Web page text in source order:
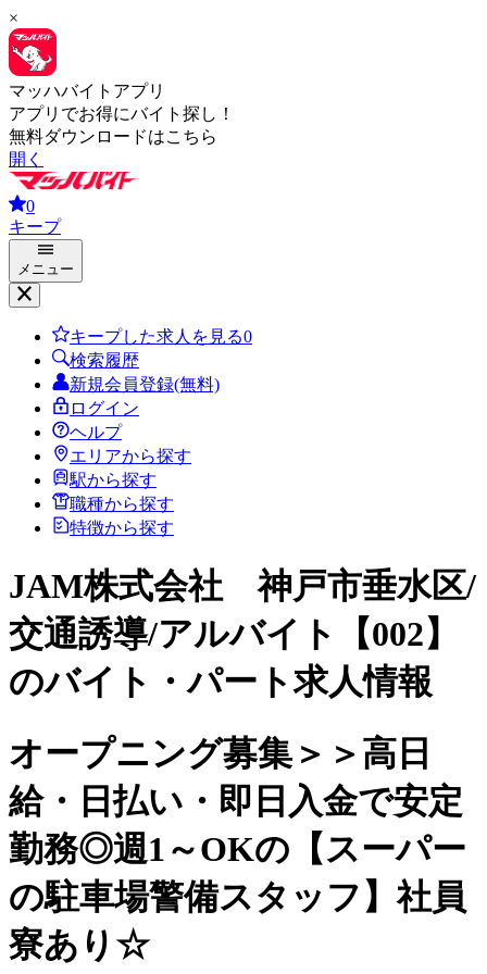
×
マッハバイトアプリ
アプリでお得にバイト探し！
無料ダウンロードはこちら
開く
0
キープ
メニュー
キープした求人を見る0
検索履歴
新規会員登録(無料)
ログイン
ヘルプ
エリアから探す
駅から探す
職種から探す
特徴から探す
JAM株式会社 神戸市垂水区/
交通誘導/アルバイト【002】
のバイト・パート求人情報
オープニング募集＞＞高日
給・日払い・即日入金で安定
勤務◎週1～OKの【スーパー
の駐車場警備スタッフ】社員
寮あり☆